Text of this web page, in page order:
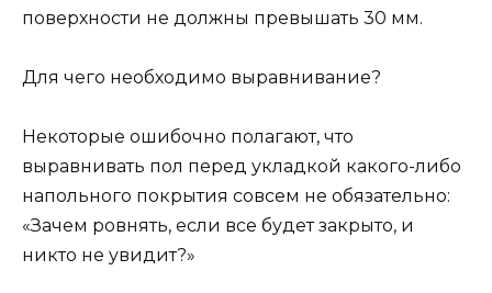
поверхности не должны превышать 30 мм.
Для чего необходимо выравнивание?
Некоторые ошибочно полагают, что
выравнивать пол перед укладкой какого-либо
напольного покрытия совсем не обязательно:
«Зачем ровнять, если все будет закрыто, и
никто не увидит?»